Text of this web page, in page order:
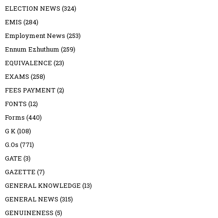
ELECTION NEWS (324)
EMIS (284)
Employment News (253)
Ennum Ezhuthum (259)
EQUIVALENCE (23)
EXAMS (258)
FEES PAYMENT(2)
FONTS (12)
Forms (440)
G K(108)
G.Os (771)
GATE (3)
GAZETTE (7)
GENERAL KNOWLEDGE (13)
GENERAL NEWS (315)
GENUINENESS (5)